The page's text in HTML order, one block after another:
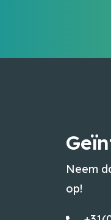
Neem
op!